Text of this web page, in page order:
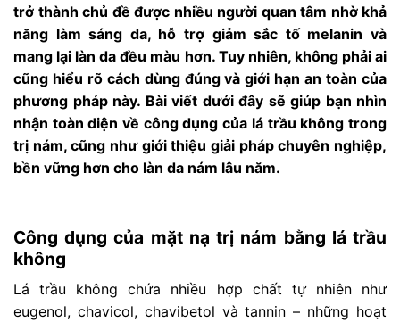
trở thành chủ đề được nhiều người quan tâm nhờ khả
năng làm sáng da, hỗ trợ giảm sắc tố melanin và
mang lại làn da đều màu hơn. Tuy nhiên, không phải ai
cũng hiểu rõ cách dùng đúng và giới hạn an toàn của
phương pháp này. Bài viết dưới đây sẽ giúp bạn nhìn
nhận toàn diện về công dụng của lá trầu không trong
trị nám, cũng như giới thiệu giải pháp chuyên nghiệp,
bền vững hơn cho làn da nám lâu năm.
Công dụng của mặt nạ trị nám bằng lá trầu
không
Lá trầu không chứa nhiều hợp chất tự nhiên như
eugenol, chavicol, chavibetol và tannin – những hoạt